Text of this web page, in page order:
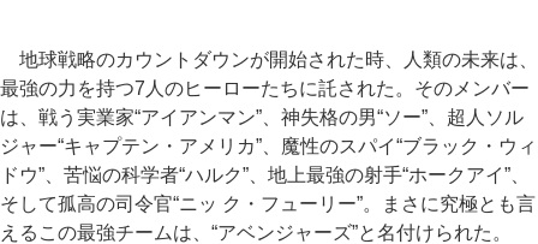
地球戦略のカウントダウンが開始された時、人類の未来は、
最強の力を持つ7人のヒーローたちに託された。そのメンバー
は、戦う実業家“アイアンマン”、神失格の男“ソー”、超人ソル
ジャー“キャプテン・アメリカ”、魔性のスパイ“ブラック・ウィ
ドウ”、苦悩の科学者“ハルク”、地上最強の射手“ホークアイ”、
そして孤高の司令官“ニッ ク・フューリー”。まさに究極とも言
えるこの最強チームは、“アベンジャーズ”と名付けられた。